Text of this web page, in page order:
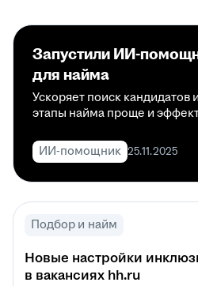
Запустили ИИ-
для найма
Ускоряет поиск кандидатов
этапы найма проще и
ИИ-помощник 25.11.2025
Подбор и найм
Новые настройки
в вакансиях hh.ru